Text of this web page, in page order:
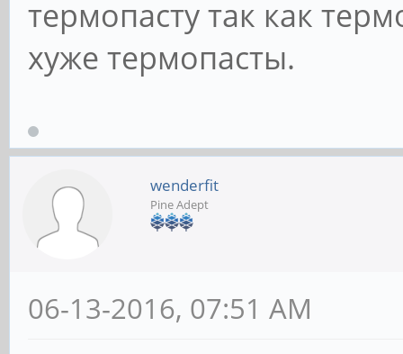
термопасту так как
хуже термопасты.
wenderfit
Pine Adept
06-13-2016, 07:51 AM